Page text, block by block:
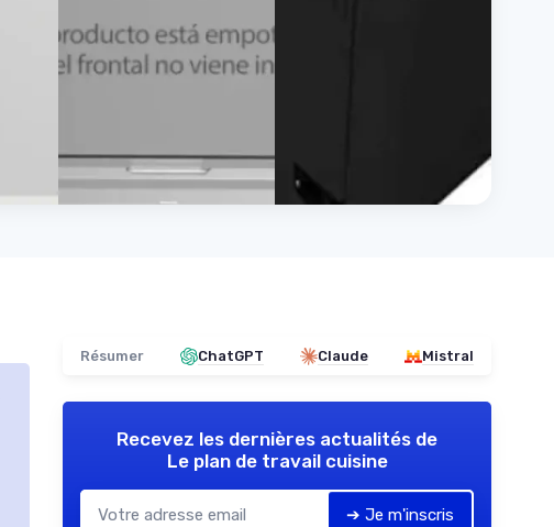
Résumer ChatGPT Claude Mistral
Recevez les dernières actualités de
Le plan de travail cuisine
➔ Je m'inscris